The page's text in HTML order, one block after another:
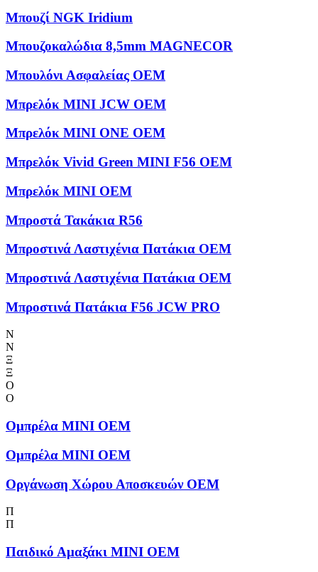
Μπουζί NGK Iridium
Μπουζοκαλώδια 8,5mm MAGNECOR
Μπουλόνι Ασφαλείας OEM
Μπρελόκ MINI JCW OEM
Μπρελόκ MINI ONE OEM
Μπρελόκ Vivid Green MINI F56 OEM
Μπρελόκ ΜΙΝΙ OEM
Μπροστά Τακάκια R56
Μπροστινά Λαστιχένια Πατάκια OEM
Μπροστινά Λαστιχένια Πατάκια OEM
Μπροστινά Πατάκια F56 JCW PRO
Ν
Ν
Ξ
Ξ
Ο
Ο
Ομπρέλα MINI OEM
Ομπρέλα MINI OEM
Οργάνωση Χώρου Αποσκευών OEM
Π
Π
Παιδικό Αμαξάκι MINI OEM